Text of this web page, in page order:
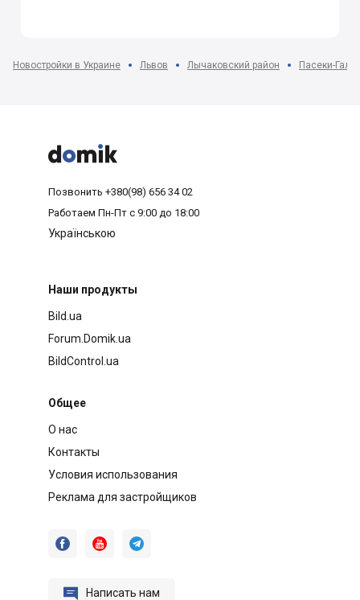
Новостройки в Украине Львов Лычаковский район Пасеки-



Позвонить +380(98) 656 34 02
Работаем Пн-Пт с 9:00 до 18:00
Українською
Наши продукты
Bild.ua
Forum.Domik.ua
BildControl.ua
Общее
О нас
Контакты
Условия использования
Реклама для застройщиков
  
 Написать нам